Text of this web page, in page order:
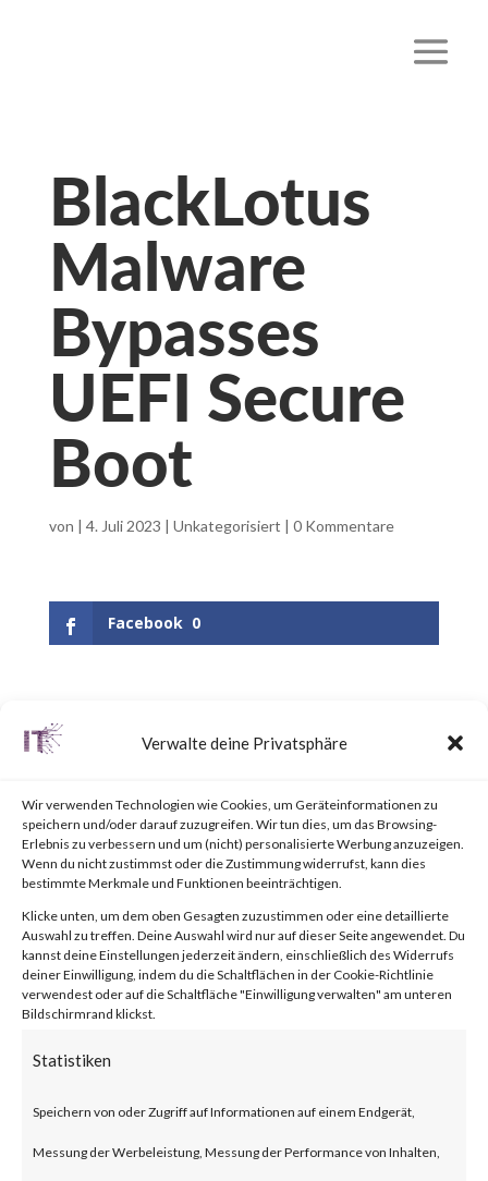
Verwalte deine Privatsphäre
Wir verwenden Technologien wie Cookies, um Geräteinformationen zu
speichern und/oder darauf zuzugreifen. Wir tun dies, um das Browsing-
Erlebnis zu verbessern und um (nicht) personalisierte Werbung anzuzeigen.
Wenn du nicht zustimmst oder die Zustimmung widerrufst, kann dies
bestimmte Merkmale und Funktionen beeinträchtigen.
Klicke unten, um dem oben Gesagten zuzustimmen oder eine detaillierte
Auswahl zu treffen. Deine Auswahl wird nur auf dieser Seite angewendet. Du
kannst deine Einstellungen jederzeit ändern, einschließlich des Widerrufs
deiner Einwilligung, indem du die Schaltflächen in der Cookie-Richtlinie
verwendest oder auf die Schaltfläche "Einwilligung verwalten" am unteren
Bildschirmrand klickst.
Statistiken
Speichern von oder Zugriff auf Informationen auf einem Endgerät,
Messung der Werbeleistung, Messung der Performance von Inhalten,
BlackLotus
Malware
Bypasses
UEFI Secure
Boot
von | 4. Juli 2023 | Unkategorisiert | 0 Kommentare
Facebook 0
UPDATE June 25, 2023:
Updated the appendix to
include a link to the “BlackLotus
Mitigation Guide” published by
the National Security Agency
(NSA).Why is this Significant?
This is significant because
BlackLotus malware can bypass
the malware is executed before
the operating system and